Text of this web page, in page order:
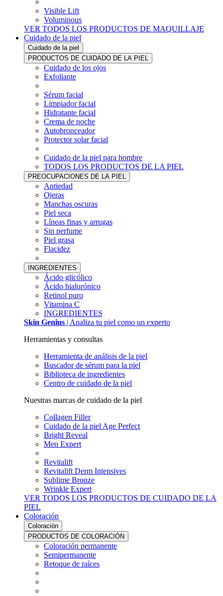
Visible Lift
Voluminous
VER TODOS LOS PRODUCTOS DE MAQUILLAJE
Cuidado de la piel
Cuidado de la piel
PRODUCTOS DE CUIDADO DE LA PIEL
Cuidado de los ojos
Exfoliante
Sérum facial
Limpiador facial
Hidratante facial
Crema de noche
Autobronceador
Protector solar facial
Cuidado de la piel para hombre
TODOS LOS PRODUCTOS DE LA PIEL
PREOCUPACIONES DE LA PIEL
Antiedad
Ojeras
Manchas oscuras
Piel seca
Líneas finas y arrugas
Sin perfume
Piel grasa
Flacidez
INGREDIENTES
Ácido glicólico
Ácido hialurónico
Retinol puro
Vitamina C
INGREDIENTES
Skin Genius | Analiza tu piel como un experto
Herramientas y consultas
Herramienta de análisis de la piel
Buscador de sérum para la piel
Biblioteca de ingredientes
Centro de cuidado de la piel
Nuestras marcas de cuidado de la piel
Collagen Filler
Cuidado de la piel Age Perfect
Bright Reveal
Men Expert
Revitalift
Revitalift Derm Intensives
Sublime Bronze
Wrinkle Expert
VER TODOS LOS PRODUCTOS DE CUIDADO DE LA
PIEL
Coloración
Coloración
PRODUCTOS DE COLORACIÓN
Coloración permanente
Semipermanente
Retoque de raíces